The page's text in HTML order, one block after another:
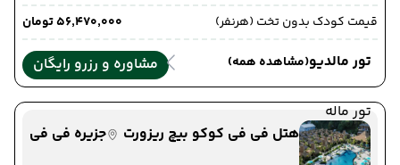
تور مالدیو(مشاهده همه)
تور ماله
قیمت کودک بدون تخت (هرنفر)
۵۶٬۴۷۰٬۰۰۰ تومان
مشاوره و رزرو رایگان
هتل فی فی کوکو بیچ ریزورت
جزیره فی فی